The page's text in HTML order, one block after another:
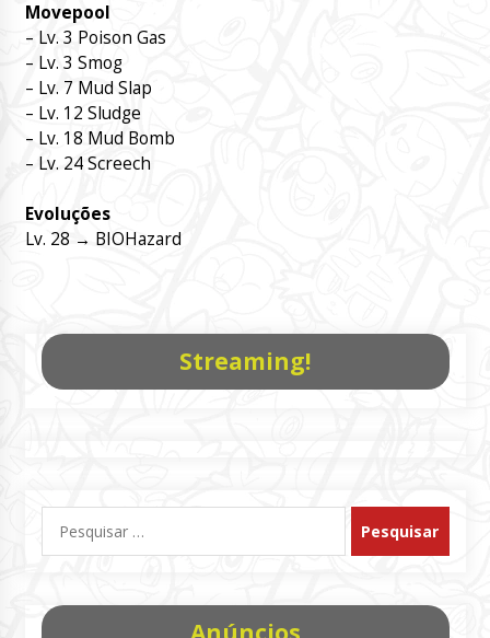
Movepool
– Lv. 3 Poison Gas
– Lv. 3 Smog
– Lv. 7 Mud Slap
– Lv. 12 Sludge
– Lv. 18 Mud Bomb
– Lv. 24 Screech
Evoluções
Lv. 28 → BIOHazard
Streaming!
por: